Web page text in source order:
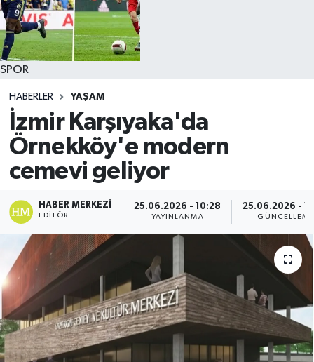
SPOR
HABERLER YAŞAM
İzmir Karşıyaka'da
Örnekköy'e modern
cemevi geliyor
HABER MERKEZI
EDITÖR
25.06.2026 - 10:28
YAYINLANMA
25.06.2026 -
GÜNCELLEME